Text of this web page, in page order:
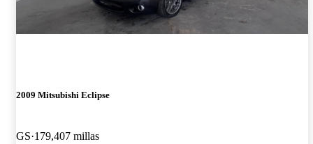
2009 Mitsubishi Eclipse
GS 179,407 millas